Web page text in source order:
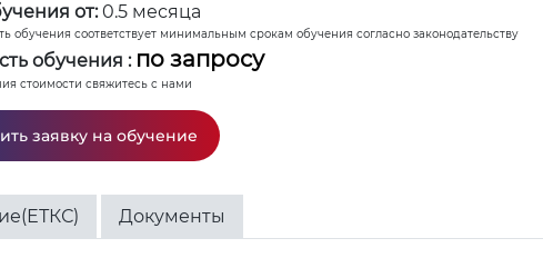
от: 0.5 месяца
обучения соответствует минимальным срокам обучения согласно законодательству
обучения : по запросу
стоимости свяжитесь с нами
заявку на обучение
Документы